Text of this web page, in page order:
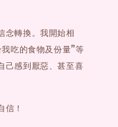
念轉換。我開始相
吃的食物及份量”等
己感到厭惡、甚至喜
！